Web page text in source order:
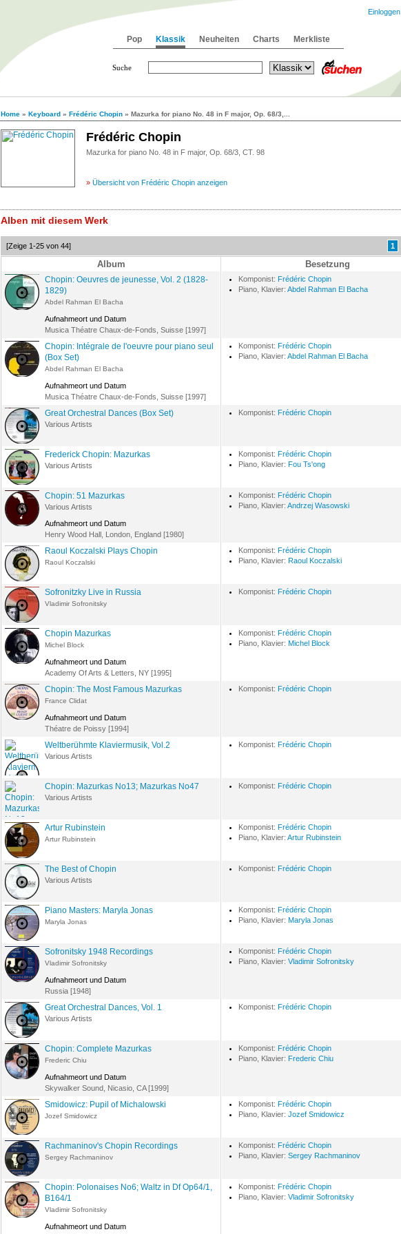
Home » Keyboard » Frédéric Chopin » Mazurka for piano No. 48 in F major, Op. 68/3,...
Frédéric Chopin
Mazurka for piano No. 48 in F major, Op. 68/3, CT. 98
» Übersicht von Frédéric Chopin anzeigen
Alben mit diesem Werk
[Zeige 1-25 von 44] 1
Album Besetzung
Chopin: Oeuvres de jeunesse, Vol. 2 (1828-
1829)
Abdel Rahman El Bacha
Aufnahmeort und Datum
Musica Théatre Chaux-de-Fonds, Suisse [1997]
Komponist: Frédéric Chopin
Piano, Klavier: Abdel Rahman El Bacha
Chopin: Intégrale de l'oeuvre pour piano seul
(Box Set)
Abdel Rahman El Bacha
Aufnahmeort und Datum
Musica Théatre Chaux-de-Fonds, Suisse [1997]
Komponist: Frédéric Chopin
Piano, Klavier: Abdel Rahman El Bacha
Great Orchestral Dances (Box Set)
Various Artists
Komponist: Frédéric Chopin
Frederick Chopin: Mazurkas
Various Artists
Komponist: Frédéric Chopin
Piano, Klavier: Fou Ts'ong
Chopin: 51 Mazurkas
Various Artists
Aufnahmeort und Datum
Henry Wood Hall, London, England [1980]
Komponist: Frédéric Chopin
Piano, Klavier: Andrzej Wasowski
Raoul Koczalski Plays Chopin
Raoul Koczalski
Komponist: Frédéric Chopin
Piano, Klavier: Raoul Koczalski
Sofronitzky Live in Russia
Vladimir Sofronitsky
Komponist: Frédéric Chopin
Chopin Mazurkas
Michel Block
Aufnahmeort und Datum
Academy Of Arts & Letters, NY [1995]
Komponist: Frédéric Chopin
Piano, Klavier: Michel Block
Chopin: The Most Famous Mazurkas
France Clidat
Aufnahmeort und Datum
Théatre de Poissy [1994]
Komponist: Frédéric Chopin
Weltberühmte Klaviermusik, Vol.2
Various Artists
Komponist: Frédéric Chopin
Chopin: Mazurkas No13; Mazurkas No47
Various Artists
Komponist: Frédéric Chopin
Artur Rubinstein
Artur Rubinstein
Komponist: Frédéric Chopin
Piano, Klavier: Artur Rubinstein
The Best of Chopin
Various Artists
Komponist: Frédéric Chopin
Piano Masters: Maryla Jonas
Maryla Jonas
Komponist: Frédéric Chopin
Piano, Klavier: Maryla Jonas
Sofronitsky 1948 Recordings
Vladimir Sofronitsky
Aufnahmeort und Datum
Russia [1948]
Komponist: Frédéric Chopin
Piano, Klavier: Vladimir Sofronitsky
Great Orchestral Dances, Vol. 1
Various Artists
Komponist: Frédéric Chopin
Chopin: Complete Mazurkas
Frederic Chiu
Aufnahmeort und Datum
Skywalker Sound, Nicasio, CA [1999]
Komponist: Frédéric Chopin
Piano, Klavier: Frederic Chiu
Smidowicz: Pupil of Michalowski
Jozef Smidowicz
Komponist: Frédéric Chopin
Piano, Klavier: Jozef Smidowicz
Rachmaninov's Chopin Recordings
Sergey Rachmaninov
Komponist: Frédéric Chopin
Piano, Klavier: Sergey Rachmaninov
Chopin: Polonaises No6; Waltz in Df Op64/1,
B164/1
Vladimir Sofronitsky
Aufnahmeort und Datum
Komponist: Frédéric Chopin
Piano, Klavier: Vladimir Sofronitsky
Pop Klassik Neuheiten Charts Merkliste
Einloggen
Suche